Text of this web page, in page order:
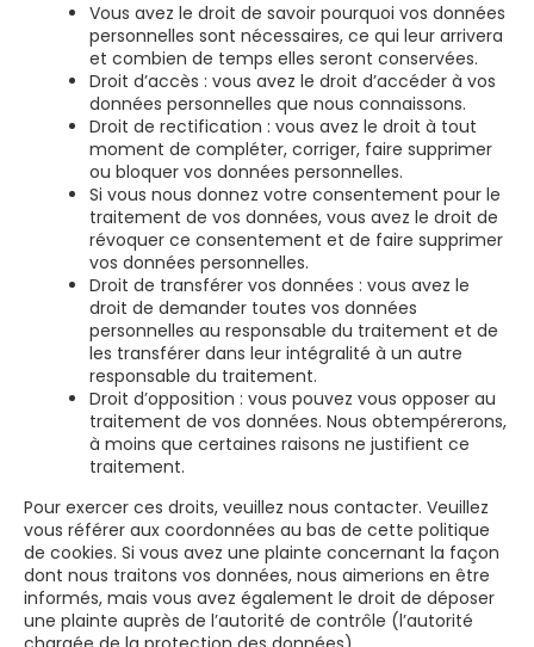
Vous avez le droit de savoir pourquoi vos données
personnelles sont nécessaires, ce qui leur arrivera
et combien de temps elles seront conservées.
Droit d’accès : vous avez le droit d’accéder à vos
données personnelles que nous connaissons.
Droit de rectification : vous avez le droit à tout
moment de compléter, corriger, faire supprimer
ou bloquer vos données personnelles.
Si vous nous donnez votre consentement pour le
traitement de vos données, vous avez le droit de
révoquer ce consentement et de faire supprimer
vos données personnelles.
Droit de transférer vos données : vous avez le
droit de demander toutes vos données
personnelles au responsable du traitement et de
les transférer dans leur intégralité à un autre
responsable du traitement.
Droit d’opposition : vous pouvez vous opposer au
traitement de vos données. Nous obtempérerons,
à moins que certaines raisons ne justifient ce
traitement.
Pour exercer ces droits, veuillez nous contacter. Veuillez
vous référer aux coordonnées au bas de cette politique
de cookies. Si vous avez une plainte concernant la façon
dont nous traitons vos données, nous aimerions en être
informés, mais vous avez également le droit de déposer
une plainte auprès de l’autorité de contrôle (l’autorité